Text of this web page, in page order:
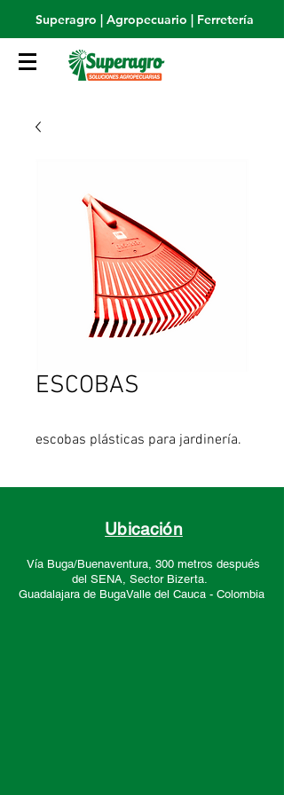
Superagro | Agropecuario | Ferretería
ESCOBAS
escobas plásticas para jardinería.
Ubicación
Vía Buga/Buenaventura, 300 metros después
del SENA, Sector Bizerta.
Guadalajara de BugaValle del Cauca - Colombia